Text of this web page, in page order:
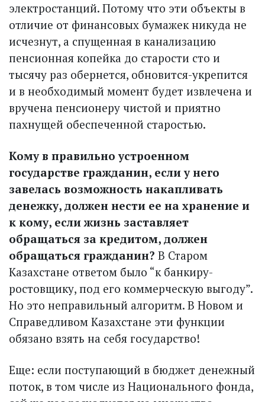
электростанций. Потому что эти объекты в
отличие от финансовых бумажек никуда не
исчезнут, а спущенная в канализацию
пенсионная копейка до старости сто и
тысячу раз обернется, обновится-укрепится
и в необходимый момент будет извлечена и
вручена пенсионеру чистой и приятно
пахнущей обеспеченной старостью.
Кому в правильно устроенном
государстве гражданин, если у него
завелась возможность накапливать
денежку, должен нести ее на хранение и
к кому, если жизнь заставляет
обращаться за кредитом, должен
обращаться гражданин? В Старом
Казахстане ответом было “к банкиру-
ростовщику, под его коммерческую выгоду”.
Но это неправильный алгоритм. В Новом и
Справедливом Казахстане эти функции
обязано взять на себя государство!
Еще: если поступающий в бюджет денежный
поток, в том числе из Национального фонда,